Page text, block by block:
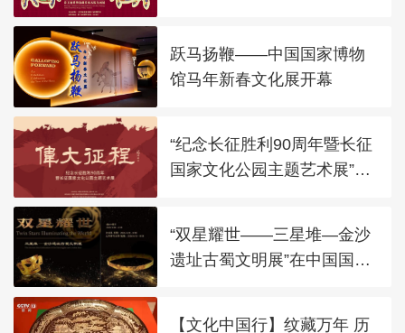
跃马扬鞭——中国国家博物
馆马年新春文化展开幕
“纪念长征胜利90周年暨长征
国家文化公园主题艺术展”在
“双星耀世——三星堆—金沙
遗址古蜀文明展”在中国国家
【文化中国行】纹藏万年 历